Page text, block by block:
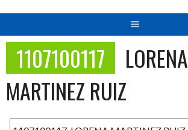
1107100117
LORENA
MARTINEZ RUIZ